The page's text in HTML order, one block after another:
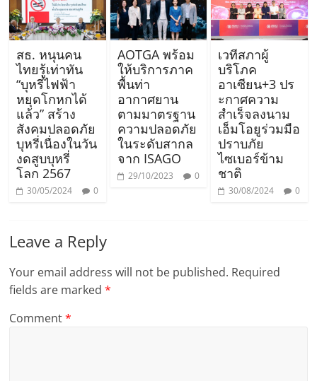
สธ. หนุนคน
ไทยรู้เท่าทัน
“บุหรี่ไฟฟ้า
หยุดโกหกได้
แล้ว” สร้าง
สังคมปลอดภัย
บุหรี่เนื่องในวัน
งดสูบบุหรี่
โลก 2567
30/05/2024 0
AOTGA พร้อม
ให้บริการภาค
พื้นท่า
อากาศยาน
ตามมาตรฐาน
ความปลอดภัย
ในระดับสากล
จาก ISAGO
29/10/2023 0
เวทีสภาผู้
บริโภค
อาเซียน+3 ปร
ะกาศความ
สำเร็จลงนาม
เอ็มโอยูร่วมมือ
ปราบภัย
ไซเบอร์ข้าม
ชาติ
30/08/2024 0
Leave a Reply
Your email address will not be published. Required
fields are marked*
Comment*